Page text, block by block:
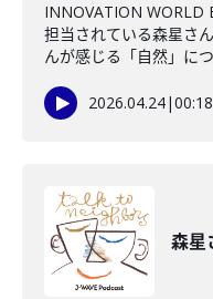
INNOVATION WORLD
担当されている森星さ
んが感じる「自然」に
2026.04.24|
森星